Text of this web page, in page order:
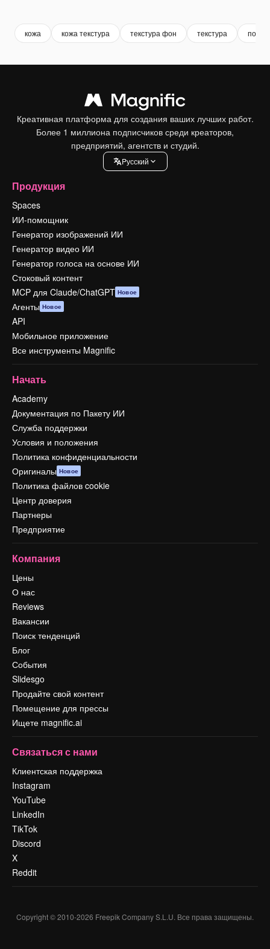
кожа кожа текстура текстура фон текстура
Креативная платформа для создания ваших лучших работ.
Более 1 миллиона подписчиков среди креаторов,
предприятий, агентств и студий.
Pусский
Продукция
Spaces
ИИ-помощник
Генератор изображений ИИ
Генератор видео ИИ
Генератор голоса на основе ИИ
Стоковый контент
MCP для Claude/ChatGPT Новое
Агенты Новое
API
Мобильное приложение
Все инструменты Magnific
Начать
Academy
Документация по Пакету ИИ
Служба поддержки
Условия и положения
Политика конфиденциальности
Оригиналы Новое
Политика файлов cookie
Центр доверия
Партнеры
Предприятие
Компания
Цены
О нас
Reviews
Вакансии
Поиск тенденций
Блог
События
Slidesgo
Продайте свой контент
Помещение для прессы
Ищете magnific.ai
Связаться с нами
Клиентская поддержка
Instagram
YouTube
LinkedIn
TikTok
Discord
X
Reddit
Copyright © 2010-2026 Freepik Company S.L.U. Все права защищены.